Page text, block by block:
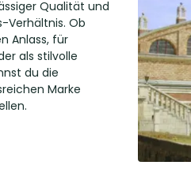
Qualität und
Verhältnis. Ob
Anlass, für
als stilvolle
du die
Marke